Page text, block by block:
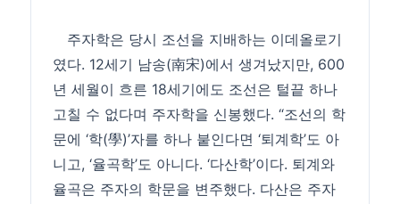
주자학은 당시 조선을 지배하는 이데올로기
였다. 12세기 남송(南宋)에서 생겨났지만, 600
년 세월이 흐른 18세기에도 조선은 털끝 하나
고칠 수 없다며 주자학을 신봉했다. “조선의 학
문에 ‘학(學)’자를 하나 붙인다면 ‘퇴계학’도 아
니고, ‘율곡학’도 아니다. ‘다산학’이다. 퇴계와
율곡은 주자의 학문을 변주했다. 다산은 주자